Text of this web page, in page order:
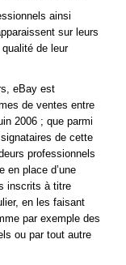
ainsi
sur leurs
de leur
eBay est
de ventes entre
2006 ; que parmi
de cette
professionnels
en place d’une
inscrits à titre
en les faisant
par exemple des
ou par tout autre